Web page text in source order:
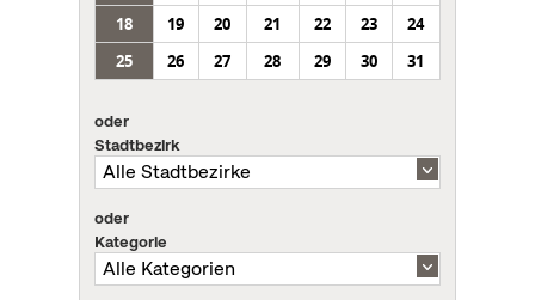
18
19 20 21 22 23
24
25
26 27 28 29 30 31
oder
Stadtbezirk
oder
Kategorie